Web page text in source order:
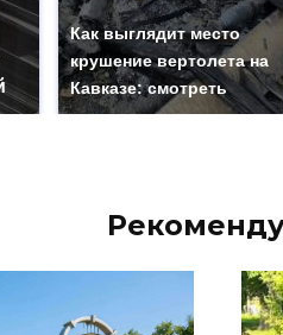
Как выглядит место
крушение вертолета на
Кавказе: смотреть